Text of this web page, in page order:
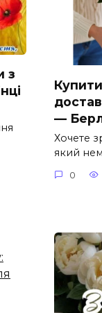
з
—
Хочете
який
0